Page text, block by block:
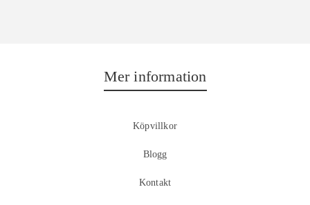
Mer information
Köpvillkor
Blogg
Kontakt